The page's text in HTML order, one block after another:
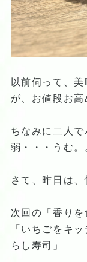
以前伺って、
が、お値段お高
ちなみに二人
弱・・・うむ。
さて、昨日は
次回の「香り
「いちごをキ
らし寿司」